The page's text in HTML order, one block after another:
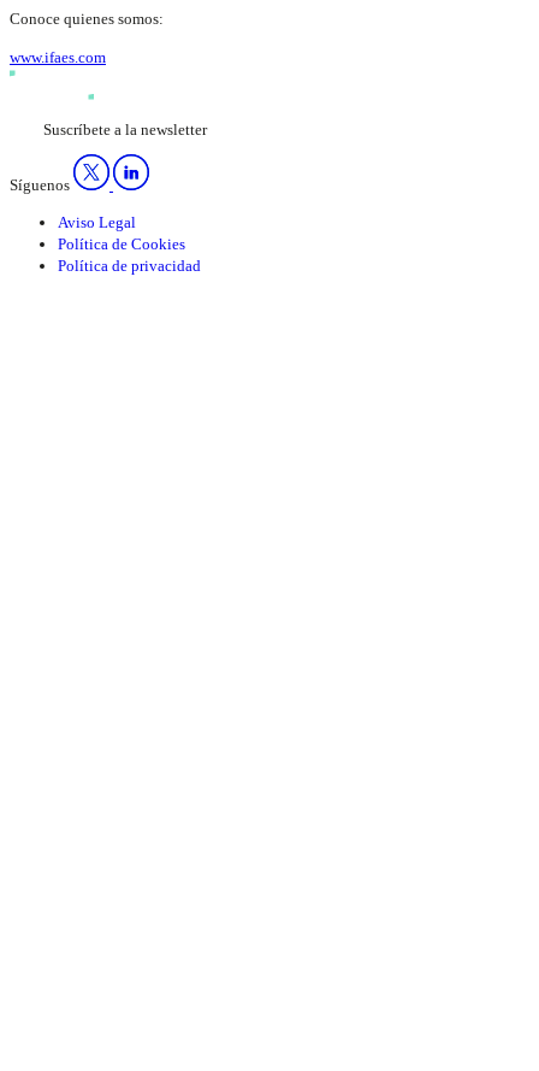
Conoce quienes somos:
www.ifaes.com
Suscríbete a la newsletter
Síguenos
Aviso Legal
Política de Cookies
Política de privacidad